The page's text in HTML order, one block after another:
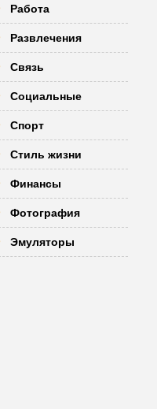
Работа
Развлечения
Связь
Социальные
Спорт
Стиль жизни
Финансы
Фотография
Эмуляторы